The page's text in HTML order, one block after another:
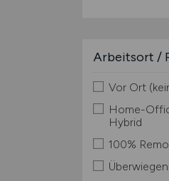
Arbeitsort /
Vor Ort
Home-
Hybrid
100%